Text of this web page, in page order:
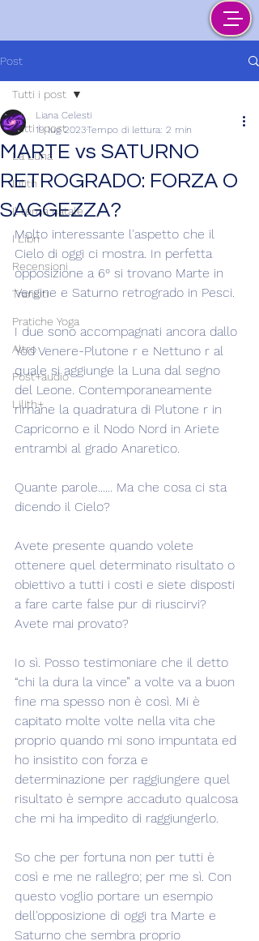
Post
Tutti i post
La Luna
Lilith
Il tema natale
I Libri
Recensioni
Transiti
Pratiche Yoga
Altro
Post+audio
Lilith+
Tutti i post
MARTE vs SATURNO
RETROGRADO: FORZA O
SAGGEZZA?
Liana Celesti
19 lug 2023Tempo di lettura: 2 min
Molto interessante l'aspetto che il
Cielo di oggi ci mostra. In perfetta
opposizione a 6° si trovano Marte in
Vergine e Saturno retrogrado in Pesci.
I due sono accompagnati ancora dallo
Yod Venere-Plutone r e Nettuno r al
quale si aggiunge la Luna dal segno
del Leone. Contemporaneamente
rimane la quadratura di Plutone r in
Capricorno e il Nodo Nord in Ariete
entrambi al grado Anaretico.
Quante parole...... Ma che cosa ci sta
dicendo il Cielo?
Avete presente quando volete
ottenere quel determinato risultato o
obiettivo a tutti i costi e siete disposti
a fare carte false pur di riuscirvi?
Avete mai provato?
Io sì. Posso testimoniare che il detto
“chi la dura la vince” a volte va a buon
fine ma spesso non è così. Mi è
capitato molte volte nella vita che
proprio quando mi sono impuntata ed
ho insistito con forza e
determinazione per raggiungere quel
risultato è sempre accaduto qualcosa
che mi ha impedito di raggiungerlo.
So che per fortuna non per tutti è
così e me ne rallegro; per me sì. Con
questo voglio portare un esempio
dell'opposizione di oggi tra Marte e
Saturno che sembra proprio